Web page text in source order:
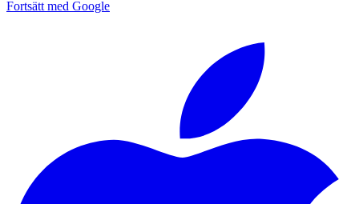
Fortsätt med Google